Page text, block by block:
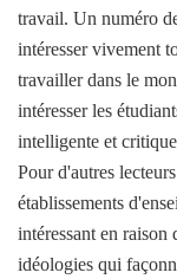
travail. Un numéro
intéresser vivement
travailler dans le
intéresser les
intelligente et
Pour d'autres
établissements
intéressant en raison
idéologies qui